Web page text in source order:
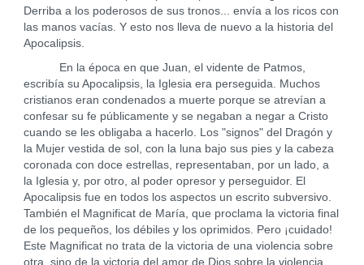
Derriba a los poderosos de sus tronos... envía a los ricos con
las manos vacías. Y esto nos lleva de nuevo a la historia del
Apocalipsis.
En la época en que Juan, el vidente de Patmos,
escribía su Apocalipsis, la Iglesia era perseguida. Muchos
cristianos eran condenados a muerte porque se atrevían a
confesar su fe públicamente y se negaban a negar a Cristo
cuando se les obligaba a hacerlo. Los "signos" del Dragón y
la Mujer vestida de sol, con la luna bajo sus pies y la cabeza
coronada con doce estrellas, representaban, por un lado, a
la Iglesia y, por otro, al poder opresor y perseguidor. El
Apocalipsis fue en todos los aspectos un escrito subversivo.
También el Magnificat de María, que proclama la victoria final
de los pequeños, los débiles y los oprimidos. Pero ¡cuidado!
Este Magnificat no trata de la victoria de una violencia sobre
otra, sino de la victoria del amor de Dios sobre la violencia